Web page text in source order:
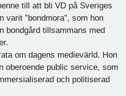
till att bli VD på Sveriges
varit ”bondmora”, som hon
bondgård tillsammans med
om dagens medievärld. Hon
oberoende public service, som
och politiserad